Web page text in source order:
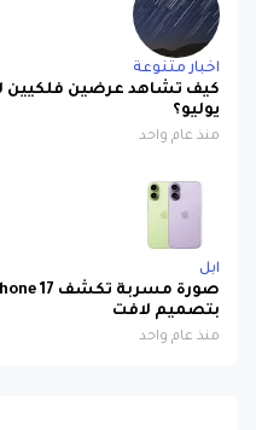
اخبار متنوعة
كيف تشاهد عرضين فلكيين
يوليو؟
منذ عام واحد
ابل
بتصميم لافت
منذ عام واحد